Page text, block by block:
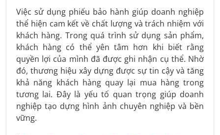
Việc sử dụng phiếu bảo hành giúp doanh nghiệp
thể hiện cam kết về chất lượng và trách nhiệm với
khách hàng. Trong quá trình sử dụng sản phẩm,
khách hàng có thể yên tâm hơn khi biết rằng
quyền lợi của mình đã được ghi nhận cụ thể. Nhờ
đó, thương hiệu xây dựng được sự tin cậy và tăng
khả năng khách hàng quay lại mua hàng trong
tương lai. Đây là yếu tố quan trọng giúp doanh
nghiệp tạo dựng hình ảnh chuyên nghiệp và bền
vững.